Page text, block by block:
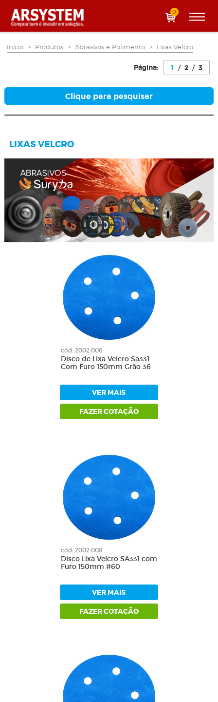
0
Início > Produtos > Abrasivos e Polimento > Lixas Velcro
Página: 1 / 2 / 3
Clique para pesquisar
LIXAS VELCRO
cód: 2002.006
Disco de Lixa Velcro Sa331
Com Furo 150mm Grão 36
VER MAIS
FAZER COTAÇÃO
cód: 2002.008
Disco Lixa Velcro SA331 com
Furo 150mm #60
VER MAIS
FAZER COTAÇÃO